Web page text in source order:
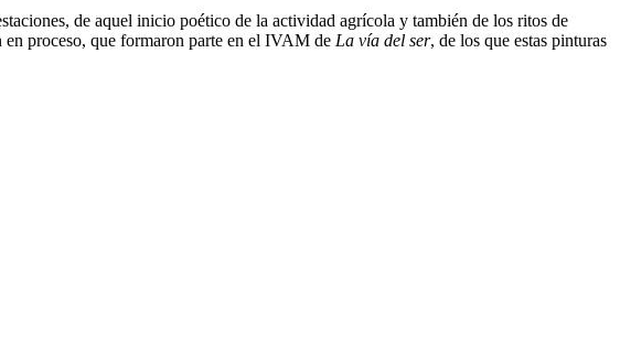
de aquel inicio poético de la actividad agrícola y también de los ritos de
proceso, que formaron parte en el IVAM de La vía del ser, de los que estas pinturas